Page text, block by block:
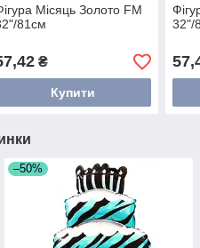
Місяць Золото FM
81см
₴
Купити
32"/
–50%